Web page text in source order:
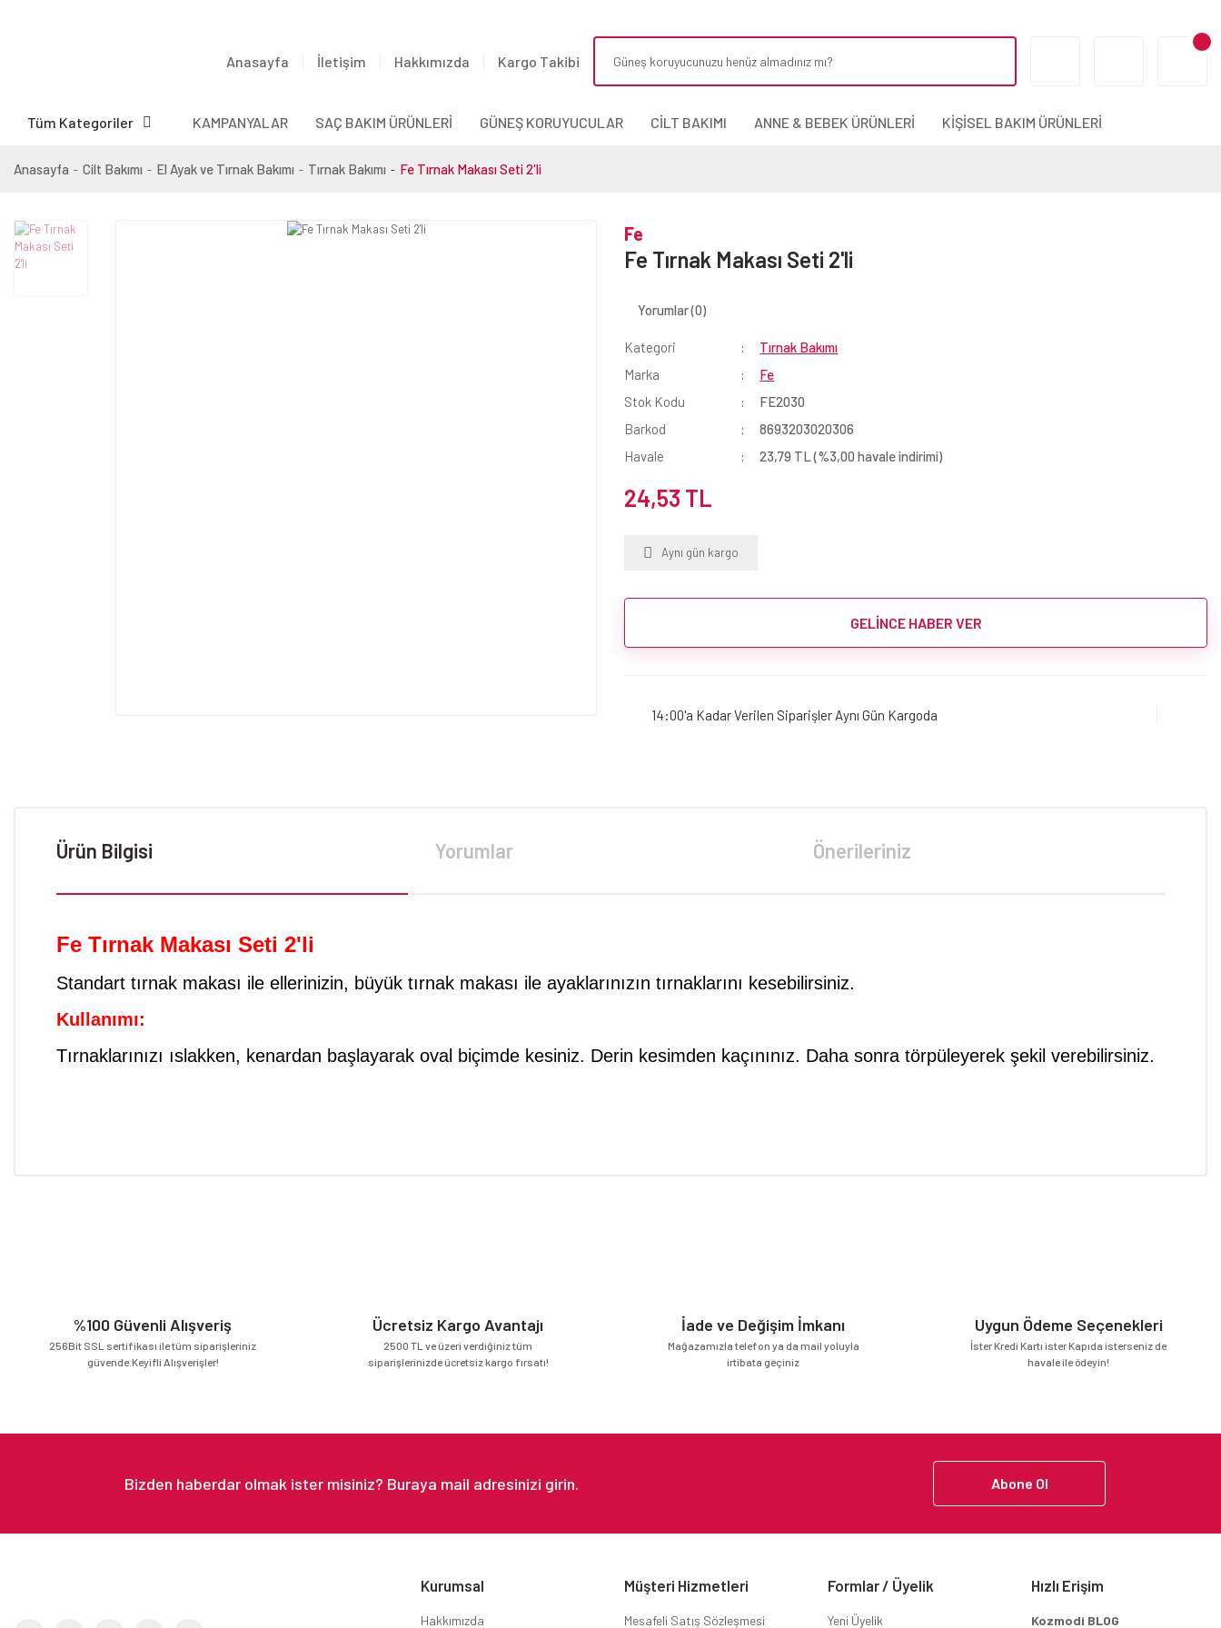
Anasayfa İletişim Hakkımızda Kargo Takibi
Tüm Kategoriler KAMPANYALAR SAÇ BAKIM ÜRÜNLERİ GÜNEŞ KORUYUCULAR CİLT BAKIMI ANNE & BEBEK ÜRÜNLERİ KİŞİSEL BAKIM ÜRÜNLERİ
Anasayfa Cilt Bakımı El Ayak ve Tırnak Bakımı Tırnak Bakımı Fe Tırnak Makası Seti 2'li
Fe
Fe Tırnak Makası Seti 2'li
Yorumlar (0)
Kategori
Tırnak Bakımı
Marka
Fe
Stok Kodu
FE2030
Barkod
8693203020306
Havale
23,79 TL (%3,00 havale indirimi)
24,53 TL
Aynı gün kargo
GELİNCE HABER VER
14:00'a Kadar Verilen Siparişler Aynı Gün Kargoda
Ürün Bilgisi Yorumlar Önerileriniz
Fe Tırnak Makası Seti 2'li
Standart tırnak makası ile ellerinizin, büyük tırnak makası ile ayaklarınızın tırnaklarını kesebilirsiniz.
Kullanımı:
Tırnaklarınızı ıslakken, kenardan başlayarak oval biçimde kesiniz. Derin kesimden kaçınınız. Daha sonra törpüleyerek şekil verebilirsiniz.
Bu ürüne benzer farklı alternatifler olmalı.
%100 Güvenli Alışveriş
256Bit SSL sertifikası ile tüm siparişleriniz
güvende.Keyifli Alışverişler!
Ücretsiz Kargo Avantajı
2500 TL ve üzeri verdiğiniz tüm
siparişlerinizde ücretsiz kargo fırsatı!
İade ve Değişim İmkanı
Mağazamızla telefon ya da mail yoluyla
irtibata geçiniz
Uygun Ödeme Seçenekleri
İster Kredi Kartı ister Kapıda isterseniz de
havale ile ödeyin!
Abone Ol
Kurumsal
Hakkımızda
Müşteri Hizmetleri
Mesafeli Satış Sözleşmesi
Formlar / Üyelik
Yeni Üyelik
Hızlı Erişim
Kozmodi BLOG